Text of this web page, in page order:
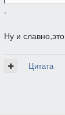
.
Ну и
Цитата